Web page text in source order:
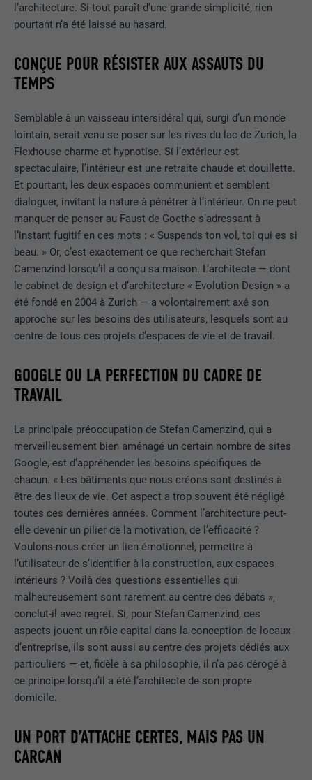
l’architecture. Si tout paraît d’une grande simplicité, rien
pourtant n’a été laissé au hasard.
CONÇUE POUR RÉSISTER AUX ASSAUTS DU
TEMPS
Semblable à un vaisseau intersidéral qui, surgi d’un monde
lointain, serait venu se poser sur les rives du lac de Zurich, la
Flexhouse charme et hypnotise. Si l’extérieur est
spectaculaire, l’intérieur est une retraite chaude et douillette.
Et pourtant, les deux espaces communient et semblent
dialoguer, invitant la nature à pénétrer à l’intérieur. On ne peut
manquer de penser au Faust de Goethe s’adressant à
l’instant fugitif en ces mots : « Suspends ton vol, toi qui es si
beau. » Or, c’est exactement ce que recherchait Stefan
Camenzind lorsqu’il a conçu sa maison. L’architecte — dont
le cabinet de design et d’architecture « Evolution Design » a
été fondé en 2004 à Zurich — a volontairement axé son
approche sur les besoins des utilisateurs, lesquels sont au
centre de tous ces projets d’espaces de vie et de travail.
GOOGLE OU LA PERFECTION DU CADRE DE
TRAVAIL
La principale préoccupation de Stefan Camenzind, qui a
merveilleusement bien aménagé un certain nombre de sites
Google, est d’appréhender les besoins spécifiques de
chacun. « Les bâtiments que nous créons sont destinés à
être des lieux de vie. Cet aspect a trop souvent été négligé
toutes ces dernières années. Comment l’architecture peut-
elle devenir un pilier de la motivation, de l’efficacité ?
Voulons-nous créer un lien émotionnel, permettre à
l’utilisateur de s’identifier à la construction, aux espaces
intérieurs ? Voilà des questions essentielles qui
malheureusement sont rarement au centre des débats »,
conclut-il avec regret. Si, pour Stefan Camenzind, ces
aspects jouent un rôle capital dans la conception de locaux
d’entreprise, ils sont aussi au centre des projets dédiés aux
particuliers — et, fidèle à sa philosophie, il n’a pas dérogé à
ce principe lorsqu’il a été l’architecte de son propre
domicile.
UN PORT D’ATTACHE CERTES, MAIS PAS UN
CARCAN